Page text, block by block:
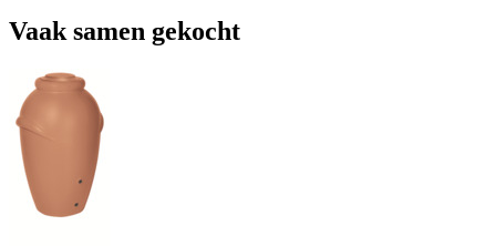
Vaak samen gekocht